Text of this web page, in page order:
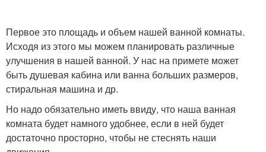
Первое это площадь и объем нашей ванной комнаты.
Исходя из этого мы можем планировать различные
улучшения в нашей ванной. У нас на примете может
быть душевая кабина или ванна больших размеров,
стиральная машина и др.
Но надо обязательно иметь ввиду, что наша ванная
комната будет намного удобнее, если в ней будет
достаточно просторно, чтобы не стеснять наши